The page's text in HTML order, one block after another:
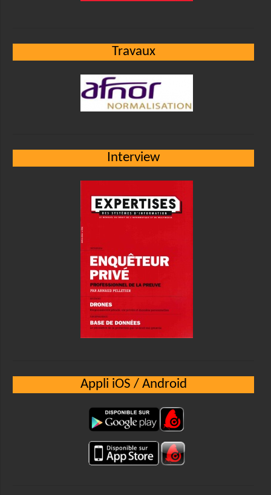
Travaux
Interview
Appli iOS / Android